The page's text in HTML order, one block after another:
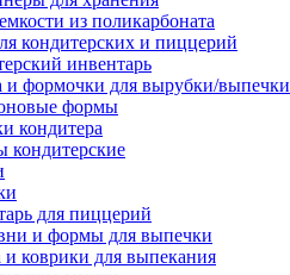
из поликарбоната
кондитерских и пиццерий
инвентарь
и формочки для вырубки/выпечки
формы
кондитера
кондитерские
для пиццерий
и формы для выпечки
и коврики для выпекания